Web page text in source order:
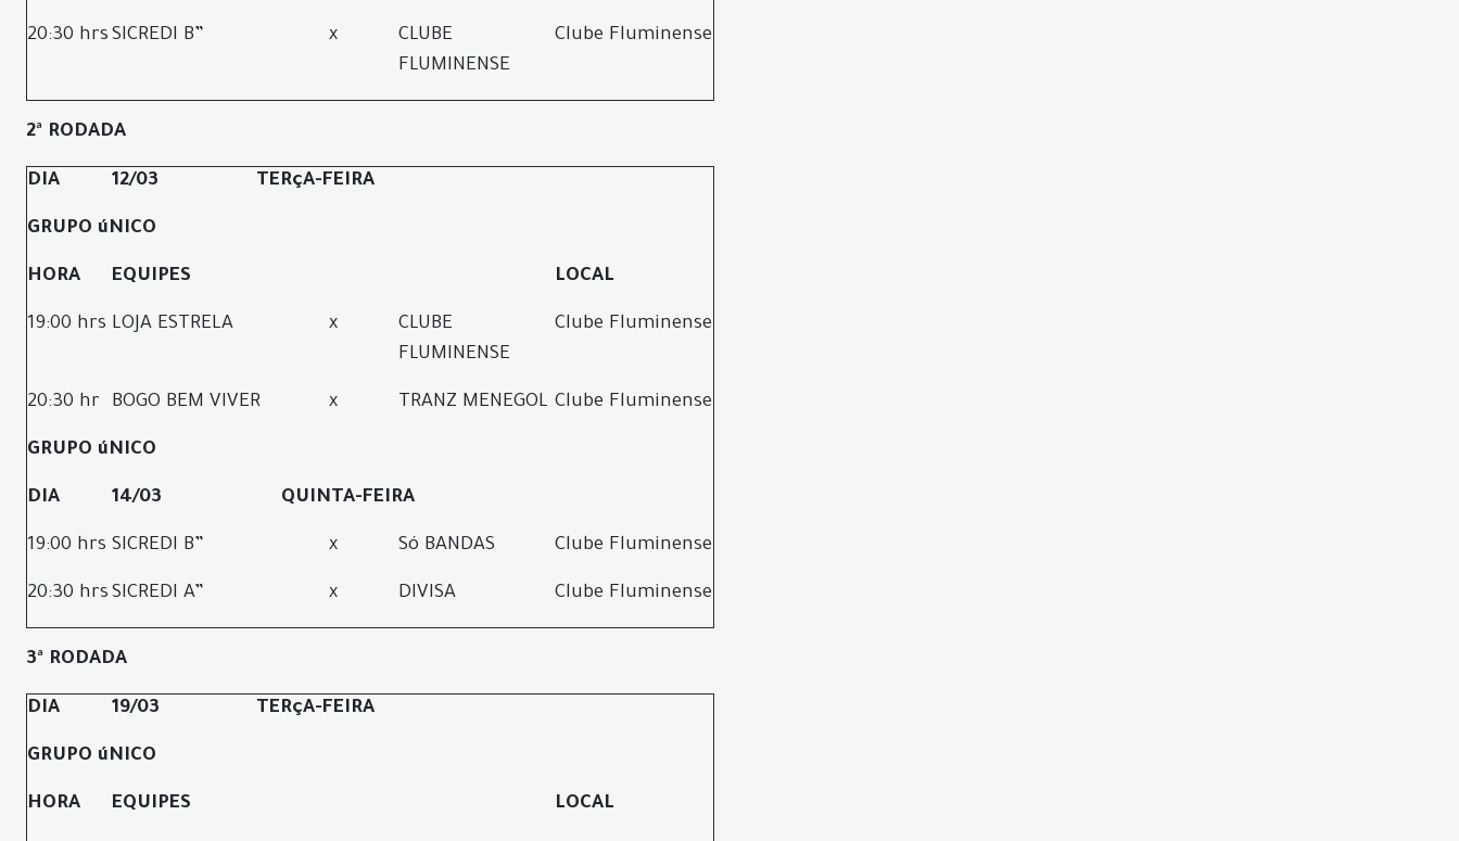
20:30 hrs SICREDI B” x
CLUBE
FLUMINENSE
Clube Fluminense
2ª RODADA
DIA 12/03 TERçA-FEIRA
GRUPO úNICO
HORA EQUIPES LOCAL
19:00 hrs LOJA ESTRELA x
CLUBE
FLUMINENSE
Clube Fluminense
20:30 hr BOGO BEM VIVER x TRANZ MENEGOL Clube Fluminense
GRUPO úNICO
DIA 14/03 QUINTA-FEIRA
19:00 hrs SICREDI B” x Só BANDAS Clube Fluminense
20:30 hrs SICREDI A” x DIVISA Clube Fluminense
3ª RODADA
DIA 19/03 TERçA-FEIRA
GRUPO úNICO
HORA EQUIPES LOCAL